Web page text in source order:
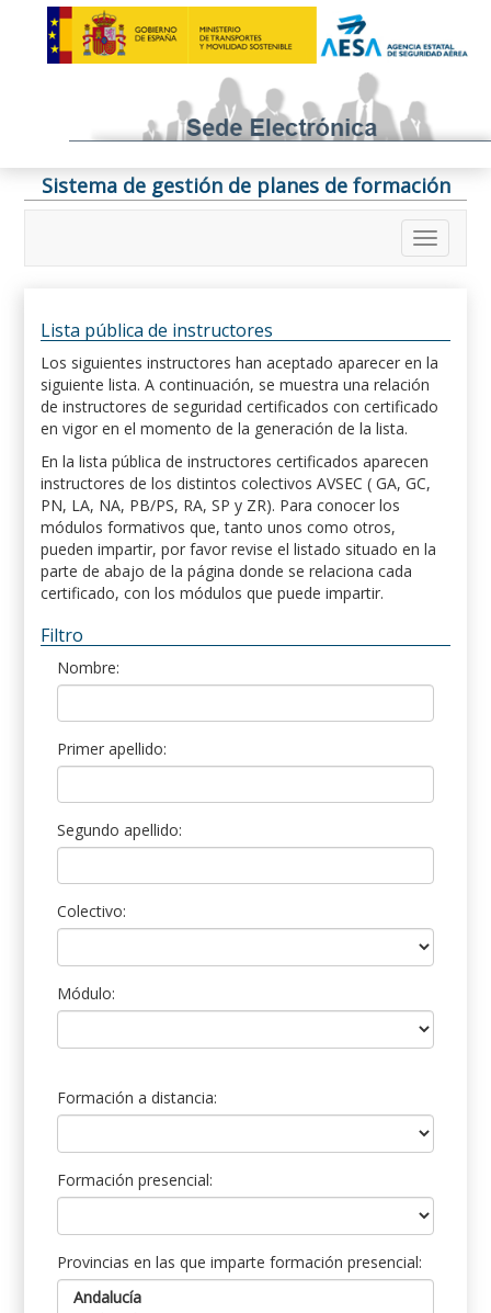
Sistema de gestión de planes de formación
Lista pública de instructores
Los siguientes instructores han aceptado aparecer en la
siguiente lista. A continuación, se muestra una relación
de instructores de seguridad certificados con certificado
en vigor en el momento de la generación de la lista.
En la lista pública de instructores certificados aparecen
instructores de los distintos colectivos AVSEC ( GA, GC,
PN, LA, NA, PB/PS, RA, SP y ZR). Para conocer los
módulos formativos que, tanto unos como otros,
pueden impartir, por favor revise el listado situado en la
parte de abajo de la página donde se relaciona cada
certificado, con los módulos que puede impartir.
Filtro
Nombre:
Primer apellido:
Segundo apellido:
Colectivo:
Módulo:
Formación a distancia:
Formación presencial:
Provincias en las que imparte formación presencial: